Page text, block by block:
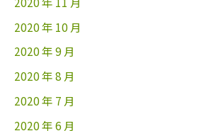
2020 年 10 月
2020 年 9 月
2020 年 8 月
2020 年 7 月
2020 年 6 月